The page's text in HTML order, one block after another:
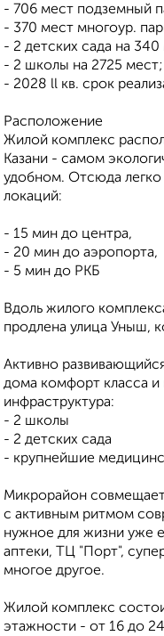
- 706 мест подземный
- 370 мест многоур.
- 2 детских сада на 340
- 2 школы на 2725 мест;
- 2028 ll кв. срок
Расположение
Жилой комплекс
Казани - самом
удобном. Отсюда
локаций:
- 15 мин до центра,
- 20 мин до аэропорта,
- 5 мин до РКБ
Вдоль жилого
продлена улица Уныш,
Активно
дома комфорт класса и
инфраструктура:
- 2 школы
- 2 детских сада
- крупнейшие
Микрорайон
с активным ритмом
нужное для жизни уже
аптеки, ТЦ "Порт",
многое другое.
Жилой комплекс
этажности - от 16 до